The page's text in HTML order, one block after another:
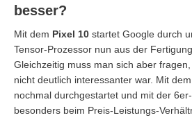
besser?
Mit dem Pixel 10 startet Google durch
Tensor-Prozessor nun aus der
Gleichzeitig muss man sich aber
nicht deutlich interessanter war. Mit
nochmal durchgestartet und mit der
besonders beim Preis-Leistungs-